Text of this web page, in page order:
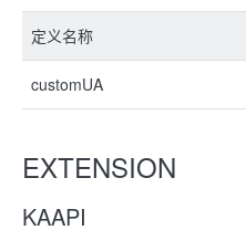
定义名称
customUA
EXTENSION
KAAPI